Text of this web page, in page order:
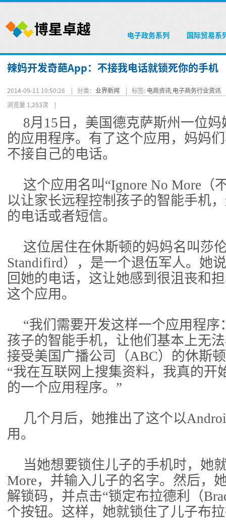
电子政务系列 国际贸易系
辣妈开发奇葩App：不接我电话就锁死你的手机
2014-09-11 10:50:26 | 分类： 业界新闻 | 标签: 电商资讯,电子商务行业资讯
浏览量 1,293次 |
8月15日，美国德克萨斯州一位
的应用程序。有了这个应用，妈妈
不接自己的电话。
这个应用名叫“Ignore No More（
以让家长远程控制孩子的智能手机
的电话或者短信。
这位居住在休斯顿的妈妈名叫莎
Standifird），是一个退伍军人。她
回她的电话，这让她感到很沮丧和
这个应用。
“我们需要开发这样一个应用程序
孩子的智能手机，让他们基本上无
接受美国广播公司（ABC）的休斯
“我在互联网上搜集资料，我真的开
的一个应用程序。”
几个月后，她推出了这个以
用。
当她想要锁住儿子的手机时，她
More，并输入儿子的名字。然后，
解锁码，并点击“锁定布拉德利（
个按钮。这样，她就锁住了儿子布